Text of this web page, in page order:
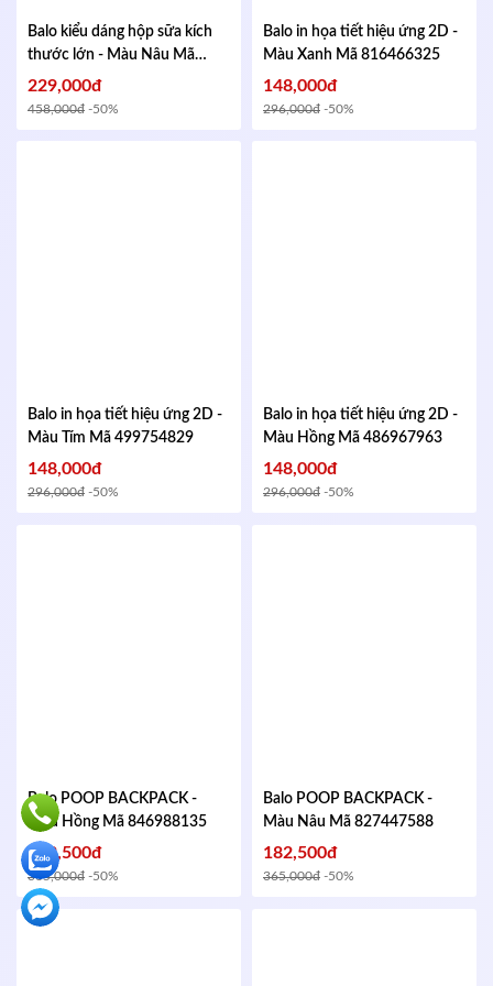
Balo kiểu dáng hộp sữa kích
thước lớn - Màu Nâu Mã
433155228
229,000đ
458,000đ -50%
Balo in họa tiết hiệu ứng 2D -
Màu Xanh Mã 816466325
148,000đ
296,000đ -50%
Balo in họa tiết hiệu ứng 2D -
Màu Tím Mã 499754829
148,000đ
296,000đ -50%
Balo in họa tiết hiệu ứng 2D -
Màu Hồng Mã 486967963
148,000đ
296,000đ -50%
Balo POOP BACKPACK -
Màu Hồng Mã 846988135
182,500đ
365,000đ -50%
Balo POOP BACKPACK -
Màu Nâu Mã 827447588
182,500đ
365,000đ -50%